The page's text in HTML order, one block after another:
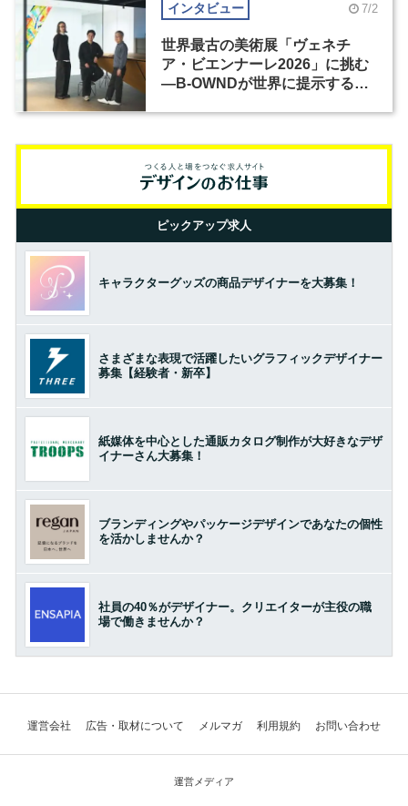
インタビュー 7/2
世界最古の美術展「ヴェネチ
ア・ビエンナーレ2026」に挑む
―B-OWNDが世界に提示する美
ピックアップ求人
キャラクターグッズの商品デザイナーを大募集！
さまざまな表現で活躍したいグラフィックデザイナー
募集【経験者・新卒】
紙媒体を中心とした通販カタログ制作が大好きなデザ
イナーさん大募集！
ブランディングやパッケージデザインであなたの個性
を活かしませんか？
社員の40％がデザイナー。クリエイターが主役の職
場で働きませんか？
運営会社 広告・取材について メルマガ 利用規約 お問い合わせ
運営メディア